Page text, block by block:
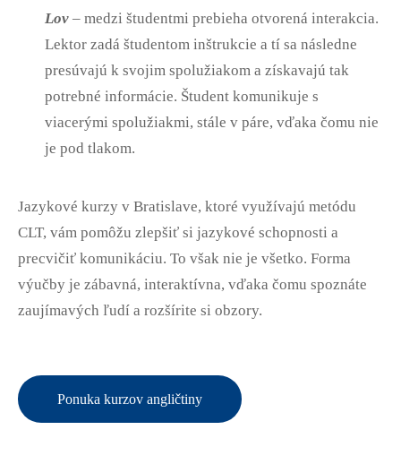
Lov – medzi študentmi prebieha otvorená interakcia.
Lektor zadá študentom inštrukcie a tí sa následne
presúvajú k svojim spolužiakom a získavajú tak
potrebné informácie. Študent komunikuje s
viacerými spolužiakmi, stále v páre, vďaka čomu nie
je pod tlakom.
Jazykové kurzy v Bratislave, ktoré využívajú metódu
CLT, vám pomôžu zlepšiť si jazykové schopnosti a
precvičiť komunikáciu. To však nie je všetko. Forma
výučby je zábavná, interaktívna, vďaka čomu spoznáte
zaujímavých ľudí a rozšírite si obzory.
Ponuka kurzov angličtiny